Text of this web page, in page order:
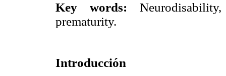
Key words:
prematurity.
Introducción